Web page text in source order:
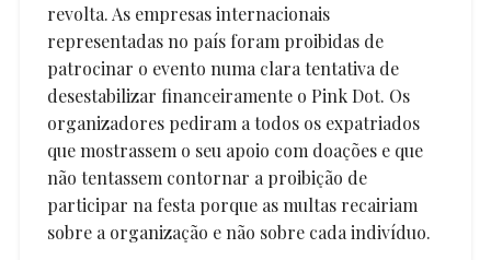
revolta. As empresas internacionais
representadas no país foram proibidas de
patrocinar o evento numa clara tentativa de
desestabilizar financeiramente o Pink Dot. Os
organizadores pediram a todos os expatriados
que mostrassem o seu apoio com doações e que
não tentassem contornar a proibição de
participar na festa porque as multas recairiam
sobre a organização e não sobre cada indivíduo.